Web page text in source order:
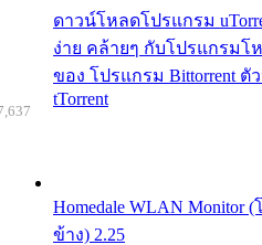
ดาวน์โหลดโปรแกรม
ง่าย คล้ายๆ กับโปรแกรมโ
ของ โปรแกรม Bittorrent ตั
tTorrent
Homedale WLAN
ข้าง) 2.25